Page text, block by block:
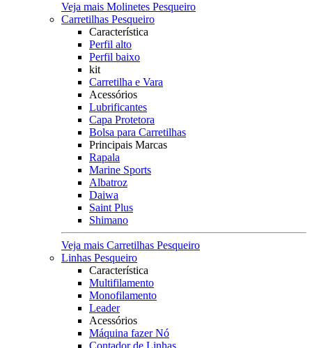
Veja mais Molinetes Pesqueiro
Carretilhas Pesqueiro
Característica
Perfil alto
Perfil baixo
kit
Carretilha e Vara
Acessórios
Lubrificantes
Capa Protetora
Bolsa para Carretilhas
Principais Marcas
Rapala
Marine Sports
Albatroz
Daiwa
Saint Plus
Shimano
Veja mais Carretilhas Pesqueiro
Linhas Pesqueiro
Característica
Multifilamento
Monofilamento
Leader
Acessórios
Máquina fazer Nó
Contador de Linhas